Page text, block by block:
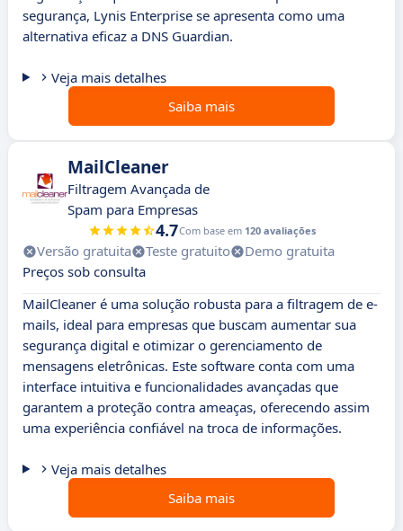
segurança, Lynis Enterprise se apresenta como uma
alternativa eficaz a DNS Guardian.
Veja mais detalhes
Saiba mais
MailCleaner
Filtragem Avançada de
Spam para Empresas
4.7Com base em 120 avaliações
Versão gratuita Teste gratuito
Demo gratuita
Preços sob consulta
MailCleaner é uma solução robusta para a filtragem de e-
mails, ideal para empresas que buscam aumentar sua
segurança digital e otimizar o gerenciamento de
mensagens eletrônicas. Este software conta com uma
interface intuitiva e funcionalidades avançadas que
garantem a proteção contra ameaças, oferecendo assim
uma experiência confiável na troca de informações.
Veja mais detalhes
Saiba mais